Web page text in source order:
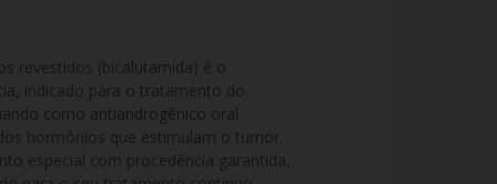
revestidos (bicalutamida) é o
indicado para o tratamento do
como antiandrogênico oral
hormônios que estimulam o tumor.
especial com procedência garantida,